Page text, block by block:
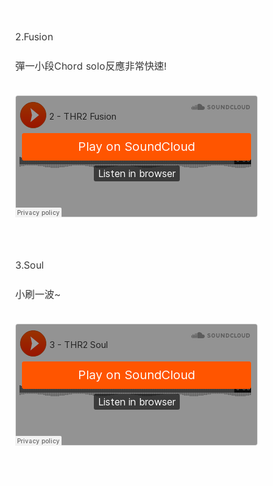
2.Fusion
彈一小段Chord solo反應非常快速!
3.Soul
小刷一波~